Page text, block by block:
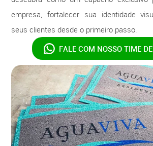
empresa, fortalecer sua identidade
seus clientes desde o primeiro passo.
FALE COM NOSSO TIME